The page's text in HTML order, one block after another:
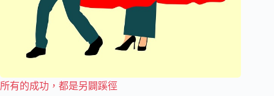
所有的成功，都是另闢蹊徑